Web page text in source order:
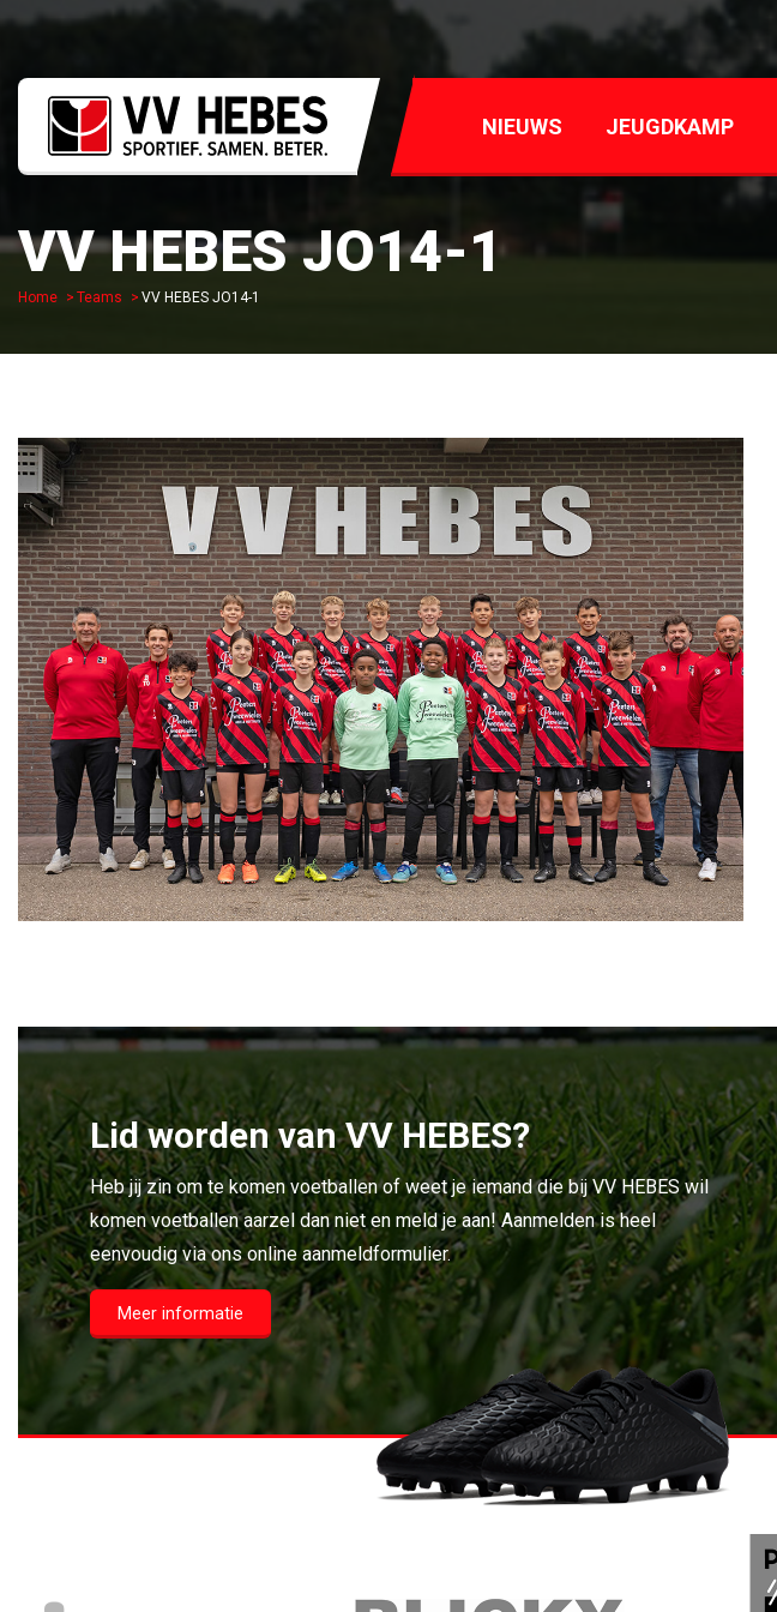
NIEUWS JEUGDKAMP
VV HEBES JO14-1
Home Teams VV HEBES JO14-1
Lid worden van VV HEBES?
Heb jij zin om te komen voetballen of weet je iemand die bij VV HEBES wil
komen voetballen aarzel dan niet en meld je aan! Aanmelden is heel
eenvoudig via ons online aanmeldformulier.
Meer informatie